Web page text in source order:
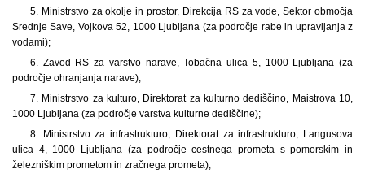
5. Ministrstvo za okolje in prostor, Direkcija RS za vode, Sektor območja
Srednje Save, Vojkova 52, 1000 Ljubljana (za področje rabe in upravljanja z
vodami);
6. Zavod RS za varstvo narave, Tobačna ulica 5, 1000 Ljubljana (za
področje ohranjanja narave);
7. Ministrstvo za kulturo, Direktorat za kulturno dediščino, Maistrova 10,
1000 Ljubljana (za področje varstva kulturne dediščine);
8. Ministrstvo za infrastrukturo, Direktorat za infrastrukturo, Langusova
ulica 4, 1000 Ljubljana (za področje cestnega prometa s pomorskim in
železniškim prometom in zračnega prometa);